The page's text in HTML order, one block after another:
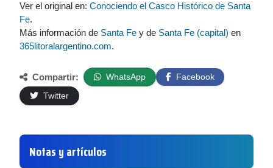
Ver el original en: Conociendo el Casco Histórico de Santa
Fe.
Más información de Santa Fe y de Santa Fe (capital) en
365litoralargentino.com.
Compartir: WhatsApp
Facebook
Twitter
Notas y artículos